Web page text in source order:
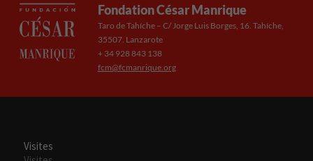
Fondation César Manrique
Taro de Tahíche – C/ Jorge Luis Borges, 16. Tahíche,
35507. Lanzarote
+ 34 928 843 138
fcm@fcmanrique.org
Visites